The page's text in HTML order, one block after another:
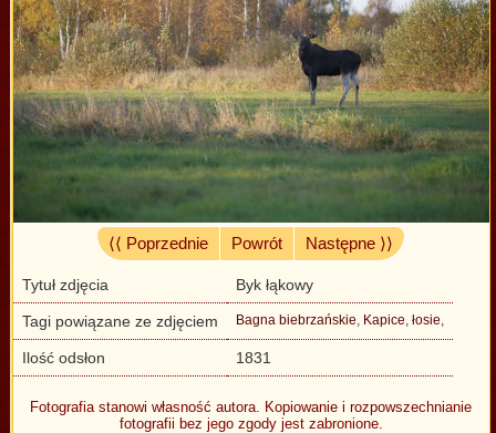
⟨⟨ Poprzednie Powrót Następne ⟩⟩
Tytuł zdjęcia Byk łąkowy
Tagi powiązane ze zdjęciem Bagna biebrzańskie, Kapice, łosie,
Ilość odsłon 1831
Fotografia stanowi własność autora. Kopiowanie i rozpowszechnianie
fotografii bez jego zgody jest zabronione.